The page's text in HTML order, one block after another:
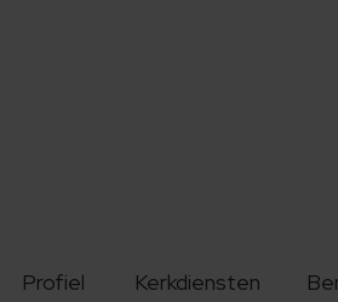
Profiel Kerkdiensten